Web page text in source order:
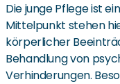
Die junge Pflege ist
Mittelpunkt stehen
körperlicher
Behandlung von
Verhinderungen.